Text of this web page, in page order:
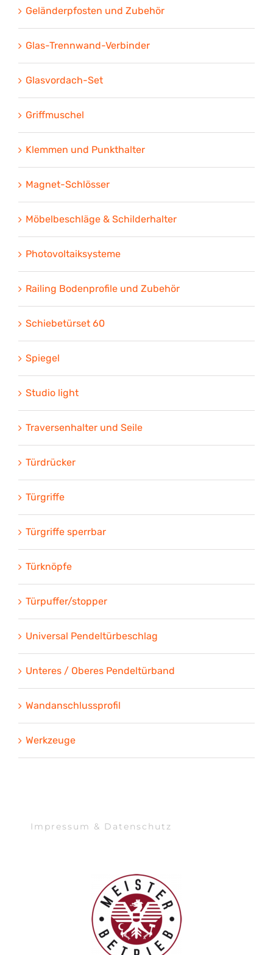
Geländerpfosten und Zubehör
Glas-Trennwand-Verbinder
Glasvordach-Set
Griffmuschel
Klemmen und Punkthalter
Magnet-Schlösser
Möbelbeschläge & Schilderhalter
Photovoltaiksysteme
Railing Bodenprofile und Zubehör
Schiebetürset 60
Spiegel
Studio light
Traversenhalter und Seile
Türdrücker
Türgriffe
Türgriffe sperrbar
Türknöpfe
Türpuffer/stopper
Universal Pendeltürbeschlag
Unteres / Oberes Pendeltürband
Wandanschlussprofil
Werkzeuge
Impressum & Datenschutz